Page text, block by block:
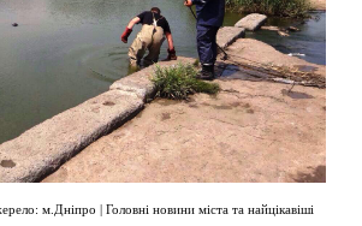
м.Дніпро | Головні новини міста та найцікавіші